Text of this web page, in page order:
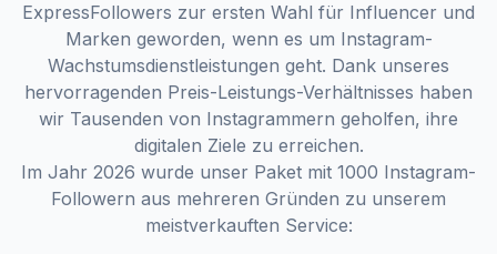
ExpressFollowers zur ersten Wahl für Influencer und
Marken geworden, wenn es um Instagram-
Wachstumsdienstleistungen geht. Dank unseres
hervorragenden Preis-Leistungs-Verhältnisses haben
wir Tausenden von Instagrammern geholfen, ihre
digitalen Ziele zu erreichen.
Im Jahr 2026 wurde unser Paket mit 1000 Instagram-
Followern aus mehreren Gründen zu unserem
meistverkauften Service: